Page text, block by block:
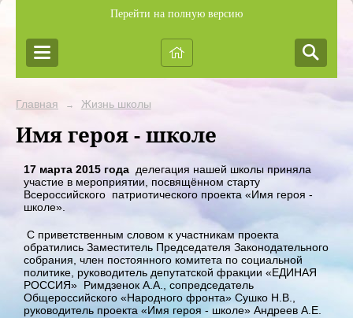
Перейти на полную версию
Главная → Жизнь школы
Имя героя - школе
17 марта 2015 года делегация нашей школы приняла
участие в мероприятии, посвящённом старту
Всероссийского патриотического проекта «Имя героя -
школе».
С приветственным словом к участникам проекта
обратились Заместитель Председателя Законодательного
собрания, член постоянного комитета по социальной
политике, руководитель депутатской фракции «ЕДИНАЯ
РОССИЯ» Римдзенок А.А., сопредседатель
Общероссийского «Народного фронта» Сушко Н.В.,
руководитель проекта «Имя героя - школе» Андреев А.Е.